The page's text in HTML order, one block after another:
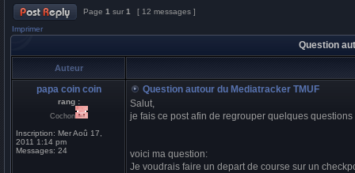
Page 1 sur 1
[ 12 messages ]
Imprimer
Question
Auteur
papa coin coin
rang :
Cochon
Inscription: Mer Aoû 17,
2011 1:14 pm
Messages: 24
Question autour du Mediatracker TMUF
Salut,
je fais ce post afin de regrouper quelques
voici ma question:
Je voudrais faire un depart de course sur un